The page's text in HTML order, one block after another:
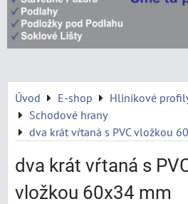
Úvod E-shop Hliníkové
Schodové hrany
dva krát vŕtaná s PVC vložkou
dva krát vŕtaná s
vložkou 60x34 mm